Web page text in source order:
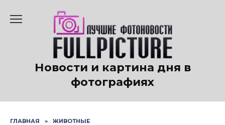
содержанию
Новости и картина дня в
фотографиях
ГЛАВНАЯ » ЖИВОТНЫЕ